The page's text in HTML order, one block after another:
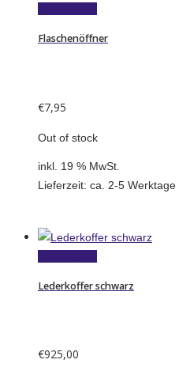
Flaschenöffner
€7,95
Out of stock
inkl. 19 % MwSt.
Lieferzeit: ca. 2-5 Werktage
Lederkoffer schwarz
€925,00